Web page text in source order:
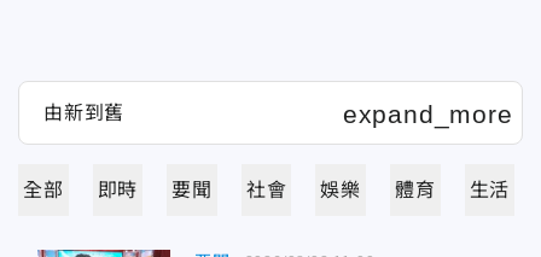
全部 即時 要聞 社會 娛樂 體育 生活